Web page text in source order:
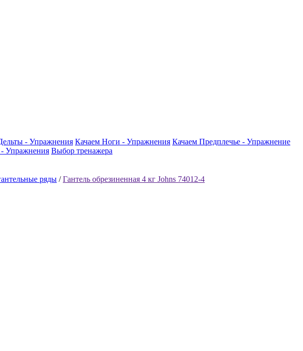
- Упражнения Качаем Ноги - Упражнения Качаем Предплечье - Упражнение
Упражнения Выбор тренажера
ряды / Гантель обрезиненная 4 кг Jоhns 74012-4